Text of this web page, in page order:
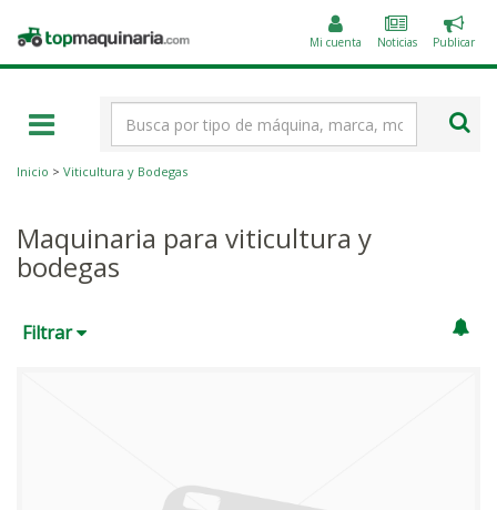
Topmaquinaria.com Mi cuenta Noticias
un
Publicar
Inicio > Viticultura y Bodegas
Maquinaria para viticultura y
bodegas
Filtrar